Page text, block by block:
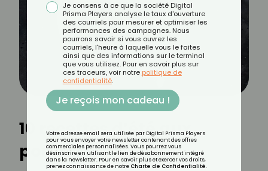
10 recettes d’été aux
pommes de terre
Je consens à ce que la société Digital
Prisma Players analyse le taux d'ouverture
des courriels pour mesurer et optimiser les
performances des campagnes. Nous
pourrons savoir si vous ouvrez les
courriels, l'heure à laquelle vous le faites
ainsi que des informations sur le terminal
que vous utilisez. Pour en savoir plus sur
ces traceurs, voir notre politique de
confidentialité.
Je reçois mon cadeau !
Votre adresse email sera utilisée par Digital Prisma Players
pour vous envoyer votre newsletter contenant des offres
commerciales personnalisées. Vous pourrez vous
désinscrire en utilisant le lien de désabonnement intégré
dans la newsletter. Pour en savoir plus et exercer vos droits,
prenez connaissance de notre Charte de Confidentialité.